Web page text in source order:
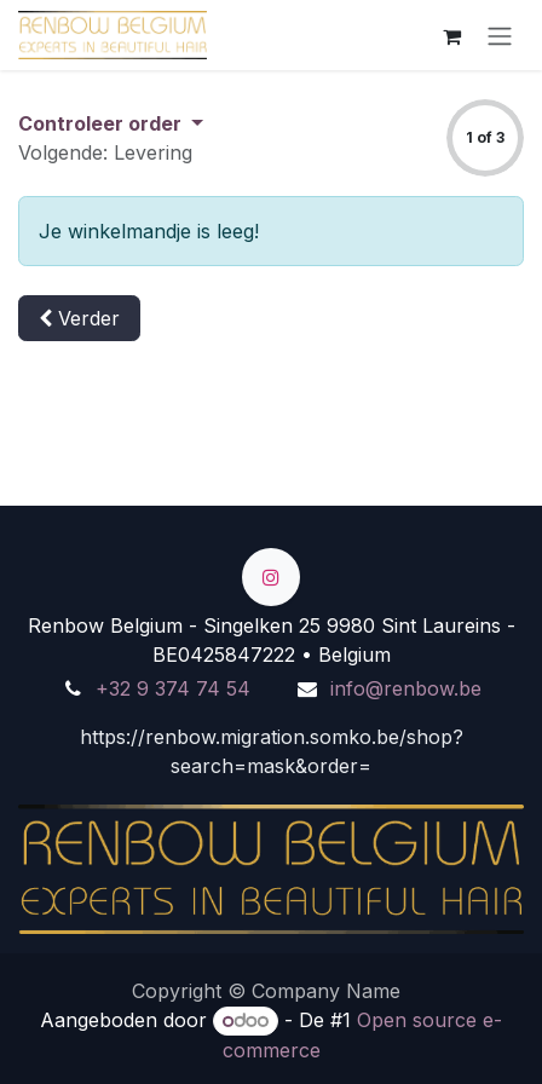
Overslaan naar inhoud
Controleer order
Volgende: Levering
1 of 3
Je winkelmandje is leeg!
Verder
Renbow Belgium - Singelken 25 9980 Sint Laureins -
BE0425847222 • Belgium
+32 9 374 74 54
info@renbow.be
https://renbow.migration.somko.be/shop?
search=mask&order=
Copyright © Company Name
Aangeboden door
- De #1Open source e-
commerce